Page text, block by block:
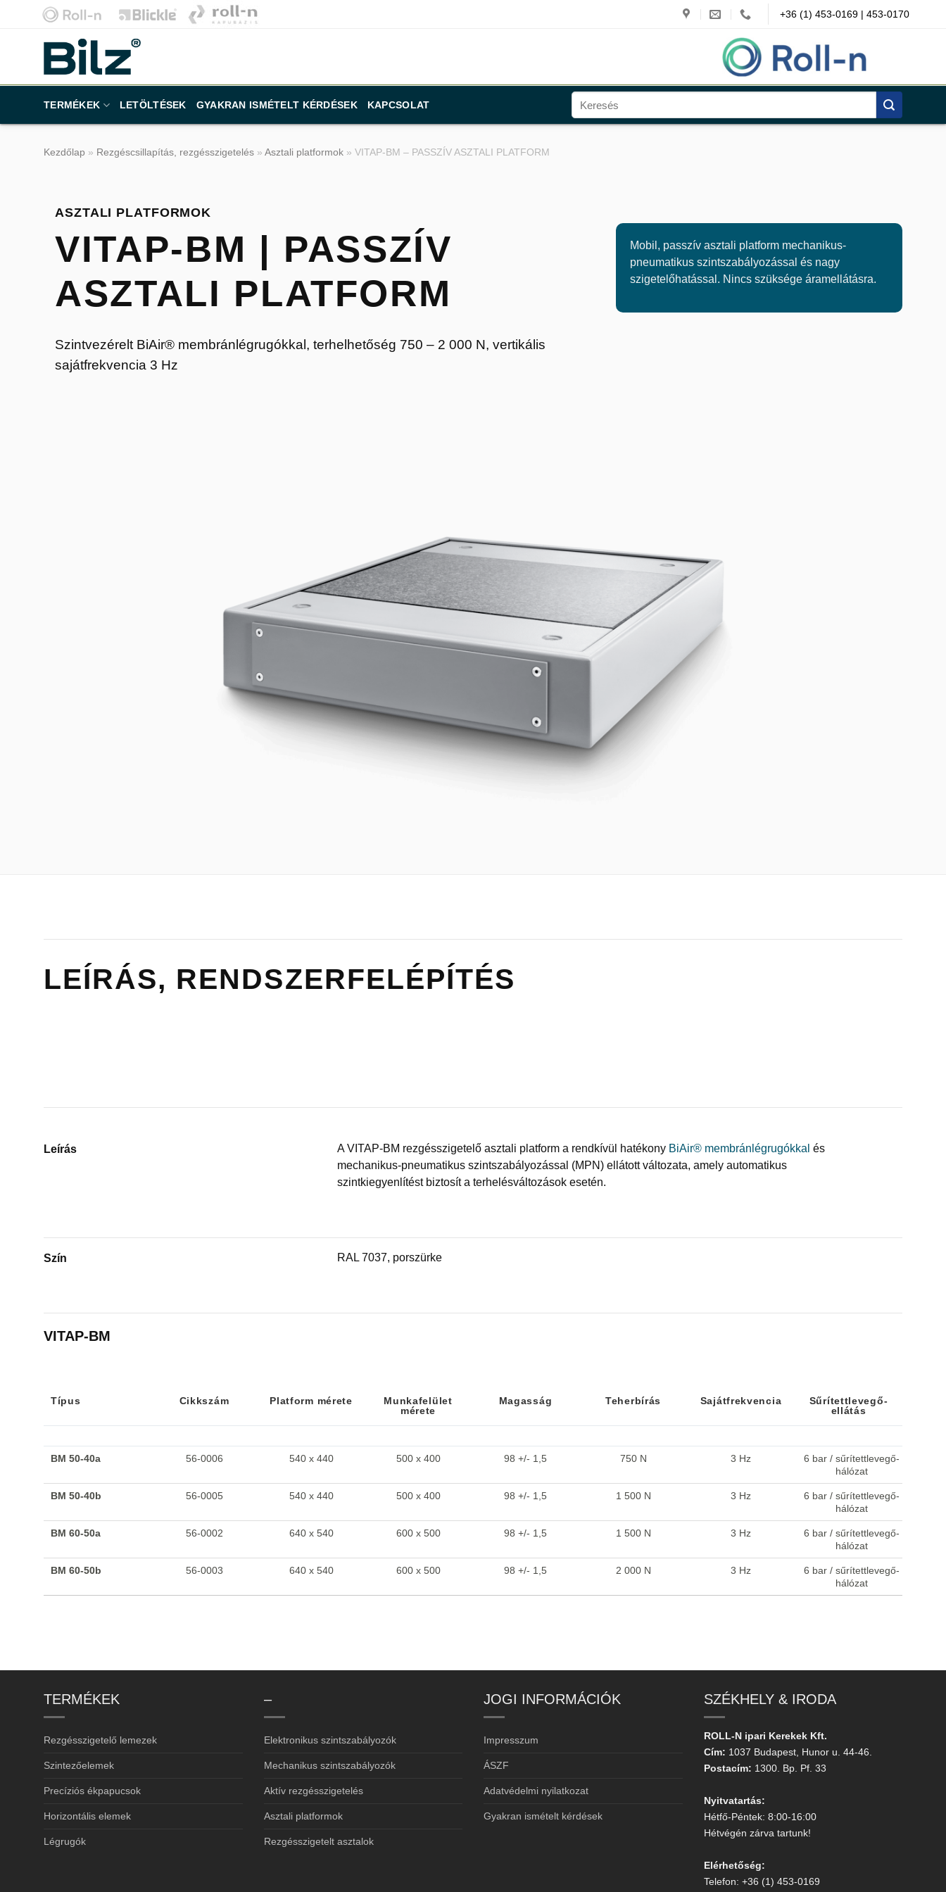
+36 (1) 453-0169 | 453-0170
TERMÉKEK LETÖLTÉSEK GYAKRAN ISMÉTELT KÉRDÉSEK KAPCSOLAT
Kezdőlap » Rezgéscsillapítás, rezgésszigetelés » Asztali platformok » VITAP-BM – PASSZÍV ASZTALI PLATFORM
ASZTALI PLATFORMOK
VITAP-BM | PASSZÍV
ASZTALI PLATFORM
Szintvezérelt BiAir® membránlégrugókkal, terhelhetőség 750 – 2 000 N, vertikális
sajátfrekvencia 3 Hz
Mobil, passzív asztali platform mechanikus-
pneumatikus szintszabályozással és nagy
szigetelőhatással. Nincs szüksége áramellátásra.
LEÍRÁS, RENDSZERFELÉPÍTÉS
Leírás A VITAP-BM rezgésszigetelő asztali platform a rendkívül hatékony BiAir® membránlégrugókkal és
mechanikus-pneumatikus szintszabályozással (MPN) ellátott változata, amely automatikus
szintkiegyenlítést biztosít a terhelésváltozások esetén.
Szín RAL 7037, porszürke
VITAP-BM
Típus Cikkszám Platform mérete
Munkafelület
mérete
Magasság Teherbírás Sajátfrekvencia
Sűrítettlevegő-
ellátás
BM 50-40a 56-0006 540 x 440 500 x 400 98 +/- 1,5 750 N 3 Hz
6 bar / sűrítettlevegő-
hálózat
BM 50-40b 56-0005 540 x 440 500 x 400 98 +/- 1,5 1 500 N 3 Hz
6 bar / sűrítettlevegő-
hálózat
BM 60-50a 56-0002 640 x 540 600 x 500 98 +/- 1,5 1 500 N 3 Hz
6 bar / sűrítettlevegő-
hálózat
BM 60-50b 56-0003 640 x 540 600 x 500 98 +/- 1,5 2 000 N 3 Hz
6 bar / sűrítettlevegő-
hálózat
TERMÉKEK
Rezgésszigetelő lemezek
Szintezőelemek
Precíziós ékpapucsok
Horizontális elemek
Légrugók
–
Elektronikus szintszabályozók
Mechanikus szintszabályozók
Aktív rezgésszigetelés
Asztali platformok
Rezgésszigetelt asztalok
JOGI INFORMÁCIÓK
Impresszum
ÁSZF
Adatvédelmi nyilatkozat
Gyakran ismételt kérdések
SZÉKHELY & IRODA
ROLL-N ipari Kerekek Kft.
Cím: 1037 Budapest, Hunor u. 44-46.
Postacím: 1300. Bp. Pf. 33
Nyitvatartás:
Hétfő-Péntek: 8:00-16:00
Hétvégén zárva tartunk!
Elérhetőség:
Telefon: +36 (1) 453-0169